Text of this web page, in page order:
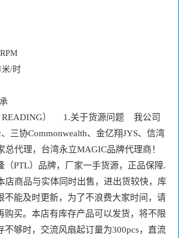
米/时
）     1.关于货源问题    我公司
三协Commonwealth、金亿翔JYS、信湾
总代理，台湾永立MAGIC品牌代理商！
（PTL）品牌，厂家一手货源，正品保障.
店商品与实体同时出售，进出货较快，库
不能及时更新，为了不浪费大家时间，请
购买。本店有库存产品可以发货，将不限
不够时，交流风扇起订量为300pcs，直流